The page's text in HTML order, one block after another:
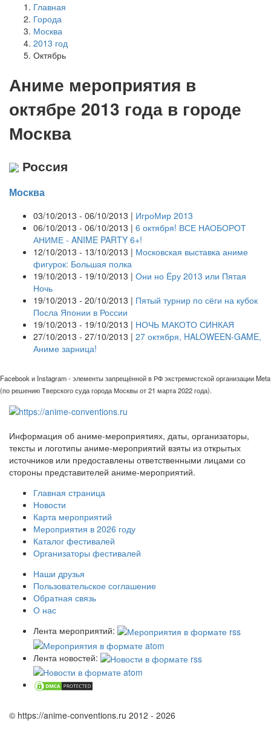
Главная
Города
Москва
2013 год
Октябрь
Аниме мероприятия в
октябре 2013 года в городе
Москва
Россия
Москва
03/10/2013 - 06/10/2013 | ИгроМир 2013
06/10/2013 - 06/10/2013 | 6 октября! ВСЕ НАОБОРОТ
АНИМЕ - ANIME PARTY 6+!
12/10/2013 - 13/10/2013 | Московская выставка аниме
фигурок: Большая полка
19/10/2013 - 19/10/2013 | Они но Ёру 2013 или Пятая
Ночь
19/10/2013 - 20/10/2013 | Пятый турнир по сёги на кубок
Посла Японии в России
19/10/2013 - 19/10/2013 | НОЧЬ МАКОТО СИНКАЯ
27/10/2013 - 27/10/2013 | 27 октября, HALOWEEN-GAME,
Аниме зарница!
Facebook и Instagram - элементы запрещённой в РФ экстремистской организации Meta
(по решению Тверского суда города Москвы от 21 марта 2022 года).
Информация об аниме-мероприятиях, даты, организаторы,
тексты и логотипы аниме-мероприятий взяты из открытых
источников или предоставлены ответственными лицами со
стороны представителей аниме-мероприятий.
Главная страница
Новости
Карта мероприятий
Мероприятия в 2026 году
Каталог фестивалей
Организаторы фестивалей
Наши друзья
Пользовательское соглашение
Обратная связь
О нас
Лента мероприятий:
Лента новостей:
© https://anime-conventions.ru 2012 - 2026